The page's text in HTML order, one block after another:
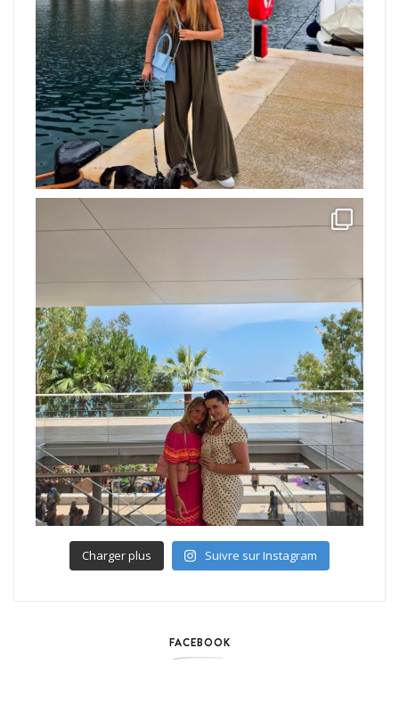
Charger plus Suivre sur Instagram
FACEBOOK